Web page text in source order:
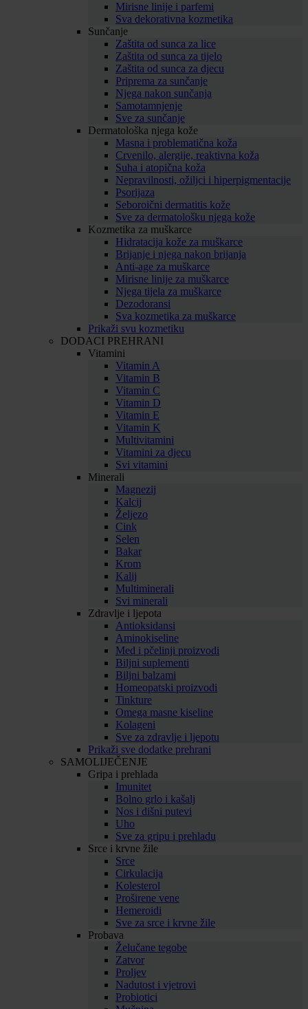
Mirisne linije i parfemi
Sva dekorativna kozmetika
Sunčanje
Zaštita od sunca za lice
Zaštita od sunca za tijelo
Zaštita od sunca za djecu
Priprema za sunčanje
Njega nakon sunčanja
Samotamnjenje
Sve za sunčanje
Dermatološka njega kože
Masna i problematična koža
Crvenilo, alergije, reaktivna koža
Suha i atopična koža
Nepravilnosti, ožiljci i hiperpigmentacije
Psorijaza
Seboroični dermatitis kože
Sve za dermatološku njega kože
Kozmetika za muškarce
Hidratacija kože za muškarce
Brijanje i njega nakon brijanja
Anti-age za muškarce
Mirisne linije za muškarce
Njega tijela za muškarce
Dezodoransi
Sva kozmetika za muškarce
Prikaži svu kozmetiku
DODACI PREHRANI
Vitamini
Vitamin A
Vitamin B
Vitamin C
Vitamin D
Vitamin E
Vitamin K
Multivitamini
Vitamini za djecu
Svi vitamini
Minerali
Magnezij
Kalcij
Željezo
Cink
Selen
Bakar
Krom
Kalij
Multiminerali
Svi minerali
Zdravlje i ljepota
Antioksidansi
Aminokiseline
Med i pčelinji proizvodi
Biljni suplementi
Biljni balzami
Homeopatski proizvodi
Tinkture
Omega masne kiseline
Kolageni
Sve za zdravlje i ljepotu
Prikaži sve dodatke prehrani
SAMOLIJEČENJE
Gripa i prehlada
Imunitet
Bolno grlo i kašalj
Nos i dišni putevi
Uho
Sve za gripu i prehladu
Srce i krvne žile
Srce
Cirkulacija
Kolesterol
Proširene vene
Hemeroidi
Sve za srce i krvne žile
Probava
Želučane tegobe
Zatvor
Proljev
Nadutost i vjetrovi
Probiotici